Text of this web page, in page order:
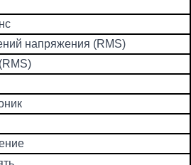
напряжения (RMS)